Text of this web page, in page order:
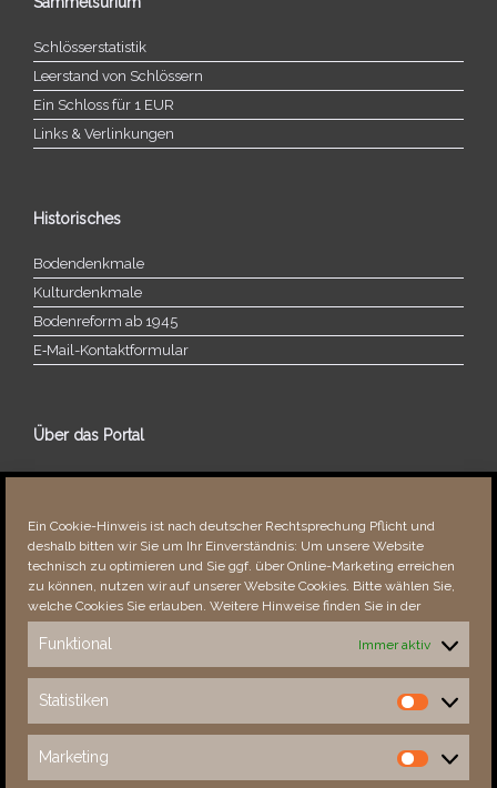
Ein Cookie-Hinweis ist nach deutscher Rechtsprechung Pflicht und
deshalb bitten wir Sie um Ihr Einverständnis: Um unsere Website
technisch zu optimieren und Sie ggf. über Online-Marketing erreichen
zu können, nutzen wir auf unserer Website Cookies. Bitte wählen Sie,
welche Cookies Sie erlauben. Weitere Hinweise finden Sie in der
Funktional Immer aktiv
Statistiken
Statistiken
Marketing
Marketing
Schlösserstatistik
Leerstand von Schlössern
Ein Schloss für 1 EUR
Links & Verlinkungen
Historisches
Bodendenkmale
Kulturdenkmale
Bodenreform ab 1945
E‑Mail-​​Kontaktformular
Über das Portal
Über dieses Portal
Fehler bemerkt?
Besucher seit 08/​2021
This Week
34784